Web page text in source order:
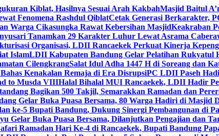
Kiblat, Hasilnya Sesuai Arah KakbahMasjid Baitul
Fenomena Rashdul QiblatCetak Generasi Berkarakter,
Warga Cikasungka Rawat Kebersihan MasjidKeakraban
Tanamkan 29 Karakter Luhur Lewat Asrama
Organisasi, LDII Rancaekek Perkuat Kinerja
IslamLDII Kabupaten Bandung Gelar Pelatihan Rukyatul
CilengkrangSalat Idul Adha 1447 H di Soreang dan
Kenakalan Remaja di Era DisrupsiPC LDII Paseh
to Musda VIIIHalal Bihalal MUI Rancaekek, LDII Hadir
Bagikan 500 Takjil, Semarakkan Ramadan dan
Gelar Buka Puasa Bersama, 80 Warga Hadiri di Masjid
ke-5 Bupati Bandung, Dukung Sinergi Pembangunan di
Gelar Buka Puasa Bersama, Dilanjutkan Pengajian dan
Ramadan Hari Ke-4 di Rancaekek, Bupati Bandung